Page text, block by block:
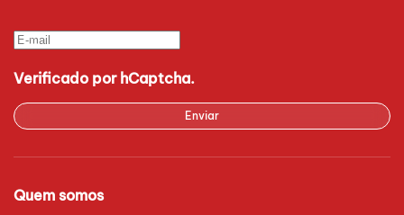
Verificado por hCaptcha.
Enviar
Quem somos